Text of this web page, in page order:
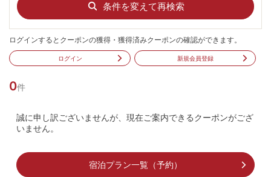
条件を変えて再検索
ログインするとクーポンの獲得・獲得済みクーポンの確認ができます。
ログイン 新規会員登録
0件
誠に申し訳ございませんが、現在ご案内できるクーポンがござ
いません。
宿泊プラン一覧（予約）